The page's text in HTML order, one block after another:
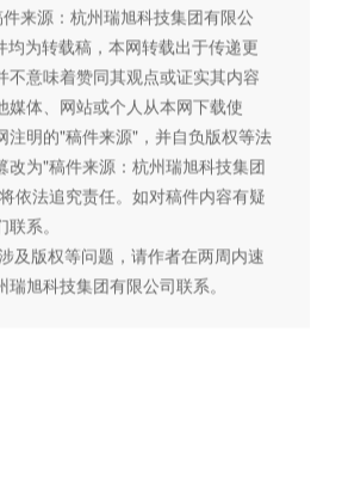
来源：杭州瑞旭科技集团有限公
均为转载稿，本网转载出于传递更
不意味着赞同其观点或证实其内容
媒体、网站或个人从本网下载使
注明的"稿件来源"，并自负版权等法
改为"稿件来源：杭州瑞旭科技集团
依法追究责任。如对稿件内容有疑
系。
及版权等问题，请作者在两周内速
旭科技集团有限公司联系。